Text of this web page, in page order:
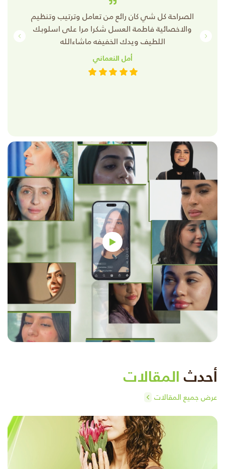
الصراحة كل شي كان رائع من تعامل وترتيب وتنظيم
والاخصائية فاطمة العسل شكرا مرا على اسلوبك
اللطيف ويدك الخفيفه ماشاءالله‎
أمل النعماني
أحدثالمقالات
عرض جميع المقالات